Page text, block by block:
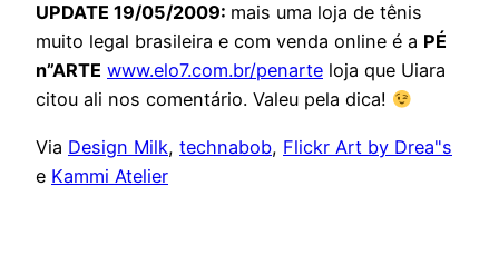
UPDATE 19/05/2009: mais uma loja de tênis
muito legal brasileira e com venda online é a PÉ
n”ARTE www.elo7.com.br/penarte loja que Uiara
citou ali nos comentário. Valeu pela dica!
Via Design Milk, technabob, Flickr Art by Drea"s
e Kammi Atelier